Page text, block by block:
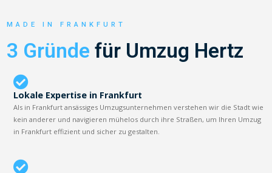
MADE IN FRANKFURT
3 Gründe für Umzug Hertz
Lokale Expertise in Frankfurt
Als in Frankfurt ansässiges Umzugsunternehmen verstehen wir die Stadt wie
kein anderer und navigieren mühelos durch ihre Straßen, um Ihren Umzug
in Frankfurt effizient und sicher zu gestalten.